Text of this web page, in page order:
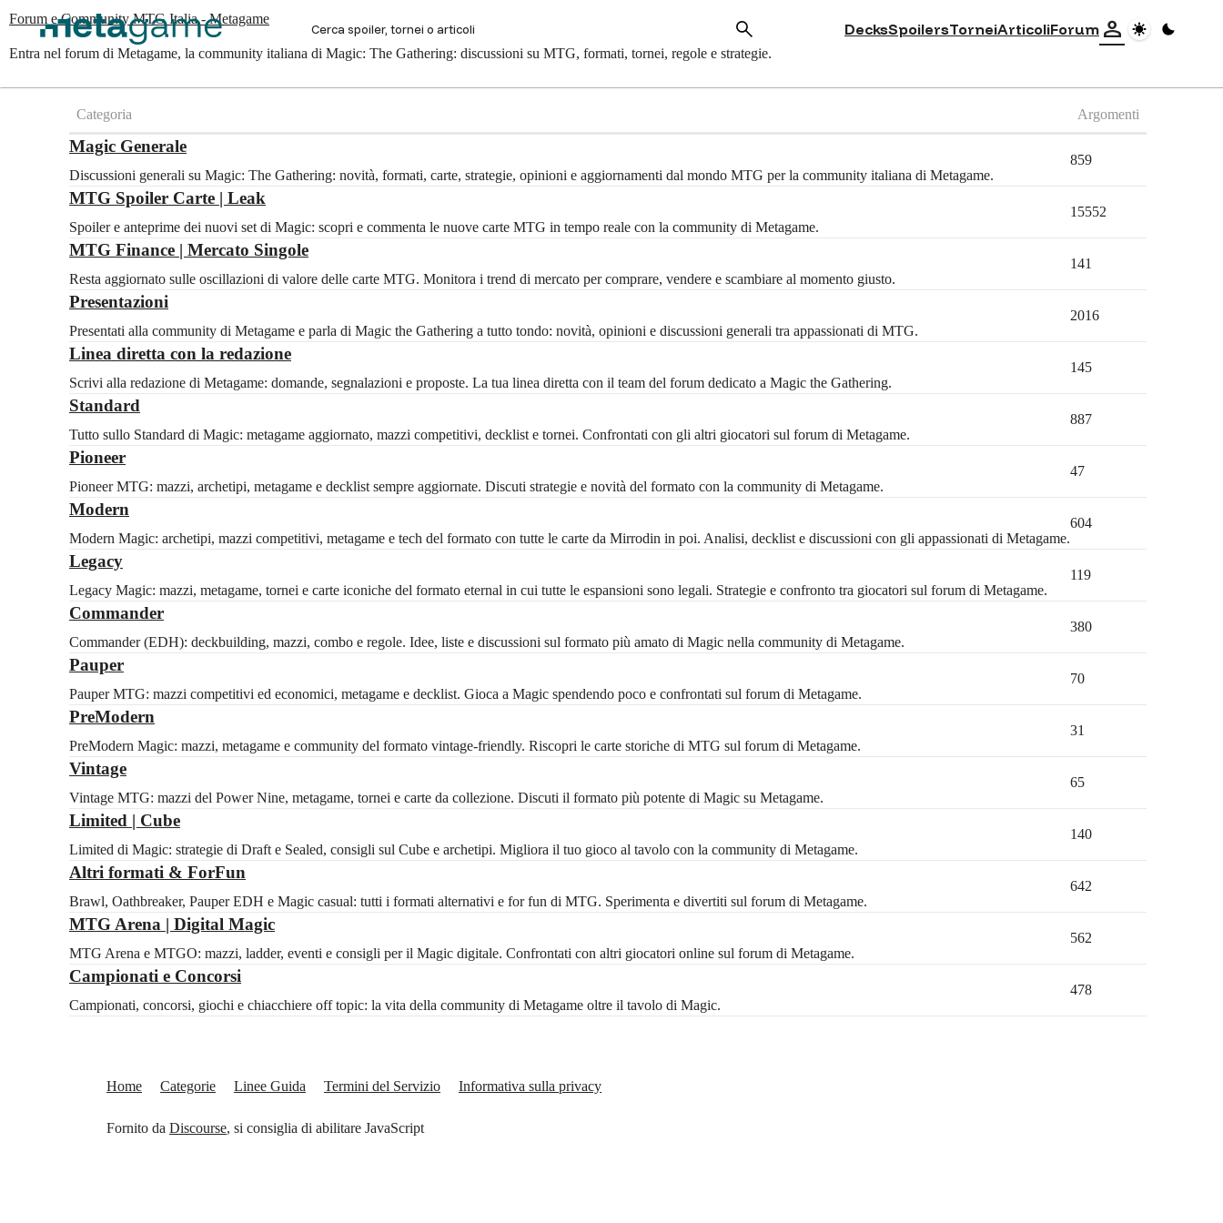
DecksSpoilersTorneiArticoliForum person
Forum e Community MTG Italia - Metagame
Entra nel forum di Metagame, la community italiana di Magic: The Gathering: discussioni su MTG, formati, tornei, regole e strategie.
Categoria Argomenti
Magic Generale
Discussioni generali su Magic: The Gathering: novità, formati, carte, strategie, opinioni e aggiornamenti dal mondo MTG per la community italiana di Metagame.
859
MTG Spoiler Carte | Leak
Spoiler e anteprime dei nuovi set di Magic: scopri e commenta le nuove carte MTG in tempo reale con la community di Metagame.
15552
MTG Finance | Mercato Singole
Resta aggiornato sulle oscillazioni di valore delle carte MTG. Monitora i trend di mercato per comprare, vendere e scambiare al momento giusto.
141
Presentazioni
Presentati alla community di Metagame e parla di Magic the Gathering a tutto tondo: novità, opinioni e discussioni generali tra appassionati di MTG.
2016
Linea diretta con la redazione
Scrivi alla redazione di Metagame: domande, segnalazioni e proposte. La tua linea diretta con il team del forum dedicato a Magic the Gathering.
145
Standard
Tutto sullo Standard di Magic: metagame aggiornato, mazzi competitivi, decklist e tornei. Confrontati con gli altri giocatori sul forum di Metagame.
887
Pioneer
Pioneer MTG: mazzi, archetipi, metagame e decklist sempre aggiornate. Discuti strategie e novità del formato con la community di Metagame.
47
Modern
Modern Magic: archetipi, mazzi competitivi, metagame e tech del formato con tutte le carte da Mirrodin in poi. Analisi, decklist e discussioni con gli appassionati di Metagame.
604
Legacy
Legacy Magic: mazzi, metagame, tornei e carte iconiche del formato eternal in cui tutte le espansioni sono legali. Strategie e confronto tra giocatori sul forum di Metagame.
119
Commander
Commander (EDH): deckbuilding, mazzi, combo e regole. Idee, liste e discussioni sul formato più amato di Magic nella community di Metagame.
380
Pauper
Pauper MTG: mazzi competitivi ed economici, metagame e decklist. Gioca a Magic spendendo poco e confrontati sul forum di Metagame.
70
PreModern
PreModern Magic: mazzi, metagame e community del formato vintage-friendly. Riscopri le carte storiche di MTG sul forum di Metagame.
31
Vintage
Vintage MTG: mazzi del Power Nine, metagame, tornei e carte da collezione. Discuti il formato più potente di Magic su Metagame.
65
Limited | Cube
Limited di Magic: strategie di Draft e Sealed, consigli sul Cube e archetipi. Migliora il tuo gioco al tavolo con la community di Metagame.
140
Altri formati & ForFun
Brawl, Oathbreaker, Pauper EDH e Magic casual: tutti i formati alternativi e for fun di MTG. Sperimenta e divertiti sul forum di Metagame.
642
MTG Arena | Digital Magic
MTG Arena e MTGO: mazzi, ladder, eventi e consigli per il Magic digitale. Confrontati con altri giocatori online sul forum di Metagame.
562
Campionati e Concorsi
Campionati, concorsi, giochi e chiacchiere off topic: la vita della community di Metagame oltre il tavolo di Magic.
478
Home Categorie Linee Guida Termini del Servizio Informativa sulla privacy
Fornito da Discourse, si consiglia di abilitare JavaScript